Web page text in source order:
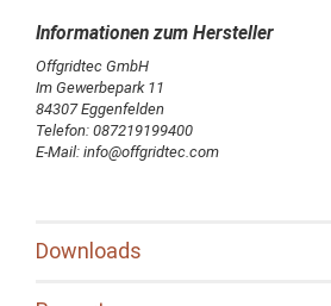
Offgridtec GmbH
Im Gewerbepark 11
84307 Eggenfelden
Telefon: 087219199400
E-Mail: info@offgridtec.com
Downloads